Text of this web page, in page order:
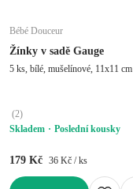
Bébé Douceur
Žínky v sadě Gauge
5 ks, bílé, mušelínové, 11x11 cm
(2)
Skladem
Poslední kousky
179 Kč 36 Kč / ks